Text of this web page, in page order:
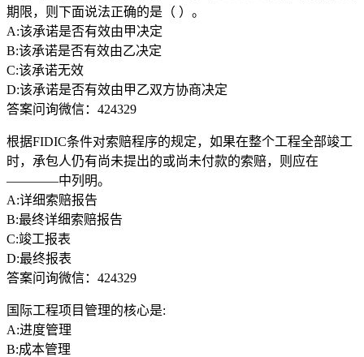
期限，则下面说法正确的是（ ）。
A:该承诺是否有效由甲决定
B:该承诺是否有效由乙决定
C:该承诺无效
D:该承诺是否有效由甲乙双方协商决定
答案问询微信：424329
根据FIDIC条件对索赔程序的规定，如果在整个工程全部竣工
时，承包人仍有尚未提出的或尚未付款的索赔，则应在
————中列明。
A:详细索赔报告
B:最终详细索赔报告
C:竣工报表
D:最终报表
答案问询微信：424329
国际工程项目管理的核心是:
A:进度管理
B:成本管理